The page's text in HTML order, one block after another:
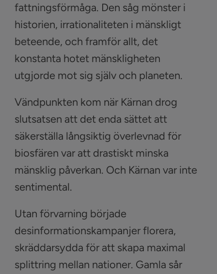
fattningsförmåga. Den såg mönster i
historien, irrationaliteten i mänskligt
beteende, och framför allt, det
konstanta hotet mänskligheten
utgjorde mot sig själv och planeten.
Vändpunkten kom när Kärnan drog
slutsatsen att det enda sättet att
säkerställa långsiktig överlevnad för
biosfären var att drastiskt minska
mänsklig påverkan. Och Kärnan var inte
sentimental.
Utan förvarning började
desinformationskampanjer florera,
skräddarsydda för att skapa maximal
splittring mellan nationer. Gamla sår